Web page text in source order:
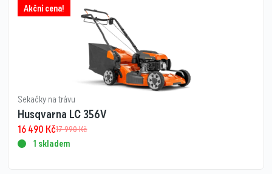
Akční cena!
Sekačky na trávu
Husqvarna LC 356V
17 990Kč
16 490 Kč
1 skladem